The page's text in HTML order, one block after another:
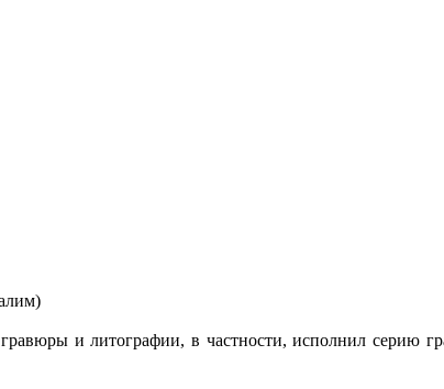
и литографии, в частности, исполнил серию